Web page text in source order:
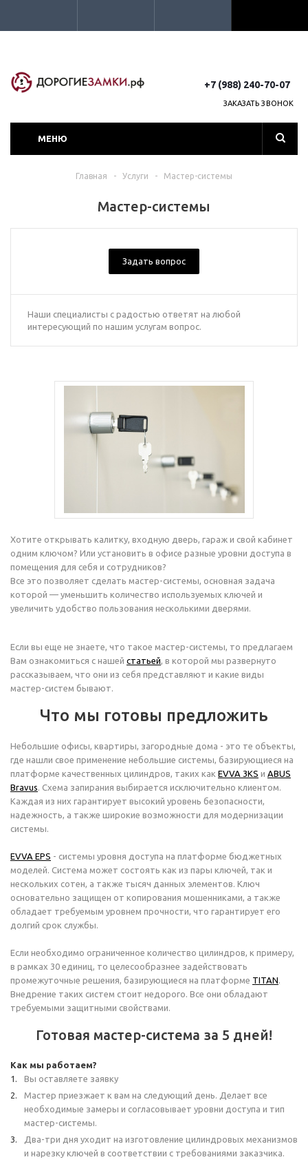
+7 (988) 240-70-07
ЗАКАЗАТЬ ЗВОНОК
МЕНЮ
Главная - Услуги - Мастер-системы
Мастер-системы
Задать вопрос
Наши специалисты с радостью ответят на любой
интересующий по нашим услугам вопрос.
Хотите открывать калитку, входную дверь, гараж и свой кабинет
одним ключом? Или установить в офисе разные уровни доступа в
помещения для себя и сотрудников?
Все это позволяет сделать мастер-системы, основная задача
которой — уменьшить количество используемых ключей и
увеличить удобство пользования несколькими дверями.
Если вы еще не знаете, что такое мастер-системы, то предлагаем
Вам ознакомиться с нашей статьей, в которой мы развернуто
рассказываем, что они из себя представляют и какие виды
мастер-систем бывают.
Что мы готовы предложить
Небольшие офисы, квартиры, загородные дома - это те объекты,
где нашли свое применение небольшие системы, базирующиеся на
платформе качественных цилиндров, таких как EVVA 3KS и ABUS
Bravus. Схема запирания выбирается исключительно клиентом.
Каждая из них гарантирует высокий уровень безопасности,
надежность, а также широкие возможности для модернизации
системы.
EVVA EPS - системы уровня доступа на платформе бюджетных
моделей. Система может состоять как из пары ключей, так и
нескольких сотен, а также тысяч данных элементов. Ключ
основательно защищен от копирования мошенниками, а также
обладает требуемым уровнем прочности, что гарантирует его
долгий срок службы.
Если необходимо ограниченное количество цилиндров, к примеру,
в рамках 30 единиц, то целесообразнее задействовать
промежуточные решения, базирующиеся на платформе TITAN.
Внедрение таких систем стоит недорого. Все они обладают
требуемыми защитными свойствами.
Готовая мастер-система за 5 дней!
Как мы работаем?
Вы оставляете заявку
Мастер приезжает к вам на следующий день. Делает все
необходимые замеры и согласовывает уровни доступа и тип
мастер-системы.
Два-три дня уходит на изготовление цилиндровых механизмов
и нарезку ключей в соответствии с требованиями заказчика.